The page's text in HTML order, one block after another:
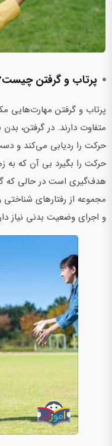
پرتاب و گرفتن
پرتاب و گرفتن مهارت‌هایی
متفاوت دارند. در گرفتن،
حرکت را ردیابی می‌کند و
حرکت را بگیرد بی آن که به
هدف‌گیری است در حالی که
مجموعه از رفتارهای
و اجرای وضعیت بدنی نیاز